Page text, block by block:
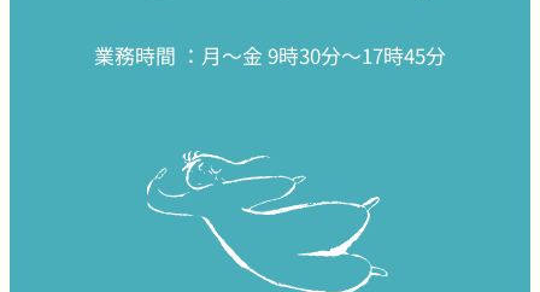
業務時間 ：月〜金 9時30分〜17時45分